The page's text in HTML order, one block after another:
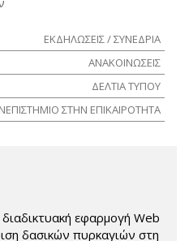
ΕΚΔΗΛΩΣΕΙΣ / ΣΥΝΕΔΡΙΑ
ΑΝΑΚΟΙΝΩΣΕΙΣ
ΔΕΛΤΙΑ ΤΥΠΟΥ
ΣΤΗΝ ΕΠΙΚΑΙΡΟΤΗΤΑ
εφαρμογή Web
δασικών πυρκαγιών στη